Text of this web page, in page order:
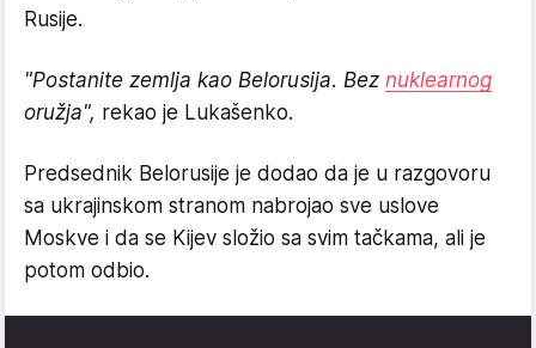
Rusije.
"Postanite zemlja kao Belorusija. Bez nuklearnog
oružja", rekao je Lukašenko.
Predsednik Belorusije je dodao da je u razgovoru
sa ukrajinskom stranom nabrojao sve uslove
Moskve i da se Kijev složio sa svim tačkama, ali je
potom odbio.